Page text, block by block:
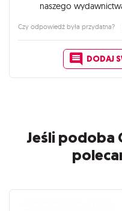
naszego
Czy odpowiedź była przydatna?
DODAJ
Jeśli podoba